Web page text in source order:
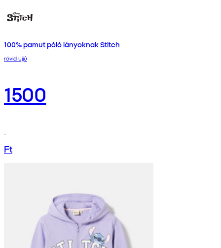
100% pamut póló lányoknak Stitch
rövid ujjú
1500
Ft